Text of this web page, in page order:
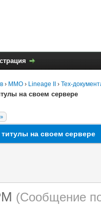
› MMO › Lineage II › Тех-
на своем сервере
на своем сервере
(Сообщение